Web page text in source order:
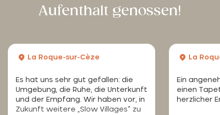
Aufenthalt genossen!
La Roque-sur-Cèze
Es hat uns sehr gut gefallen: die
Umgebung, die Ruhe, die Unterkunft
und der Empfang. Wir haben vor, in
Zukunft weitere „Slow Villages“ zu
La
Ein
einen
herzlicher